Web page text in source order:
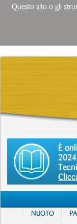
È
NUOTO
Questo sito o gli